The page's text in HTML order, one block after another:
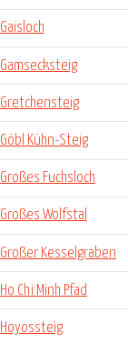
Gaisloch
Gamsecksteig
Gretchensteig
Göbl Kühn-Steig
Großes Fuchsloch
Großes Wolfstal
Großer Kesselgraben
Ho Chi Minh Pfad
Hoyossteig